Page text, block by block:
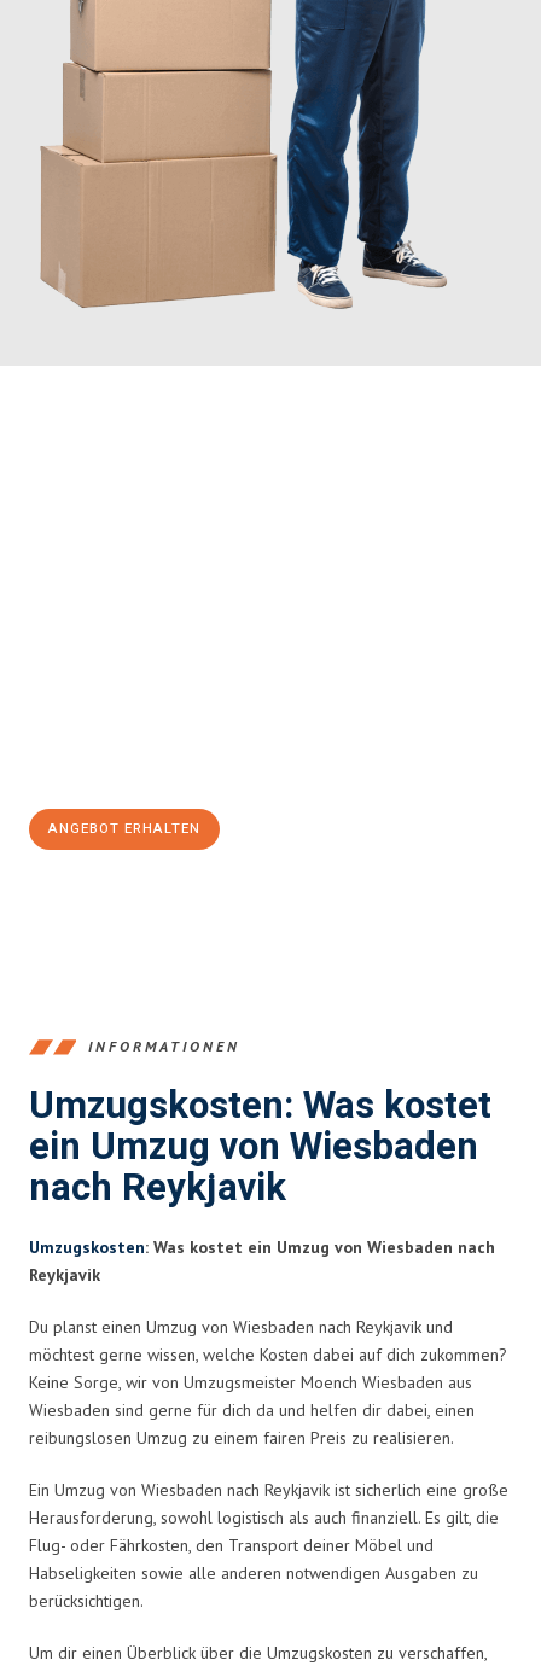
ANGEBOT ERHALTEN
INFORMATIONEN
Umzugskosten: Was kostet
ein Umzug von Wiesbaden
nach Reykjavik
Umzugskosten: Was kostet ein Umzug von Wiesbaden nach
Reykjavik
Du planst einen Umzug von Wiesbaden nach Reykjavik und
möchtest gerne wissen, welche Kosten dabei auf dich zukommen?
Keine Sorge, wir von Umzugsmeister Moench Wiesbaden aus
Wiesbaden sind gerne für dich da und helfen dir dabei, einen
reibungslosen Umzug zu einem fairen Preis zu realisieren.
Ein Umzug von Wiesbaden nach Reykjavik ist sicherlich eine große
Herausforderung, sowohl logistisch als auch finanziell. Es gilt, die
Flug- oder Fährkosten, den Transport deiner Möbel und
Habseligkeiten sowie alle anderen notwendigen Ausgaben zu
berücksichtigen.
Um dir einen Überblick über die Umzugskosten zu verschaffen,